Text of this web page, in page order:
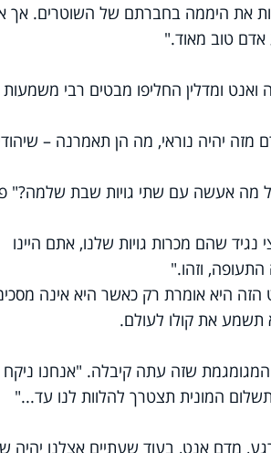
את היממה בחברתם של השוטרים. אך
אדם טוב מאוד."
ומדלין החליפו מבטים רבי משמעות
מזה יהיה נוראי, מה הן תאמרנה –
מה אעשה עם שתי גויות שבת שלמה?"
שהם מכרות גויות שלנו, אתם היינו
וזהו."
היא אומרת רק כאשר היא אינה
תשמע את קולו לעולם.
שזה עתה קיבלה. "אנחנו ניקח
המונית תצטרך להלוות לנו עד..."
מדם אנט, בעוד שעתיים אצלנו יהיה